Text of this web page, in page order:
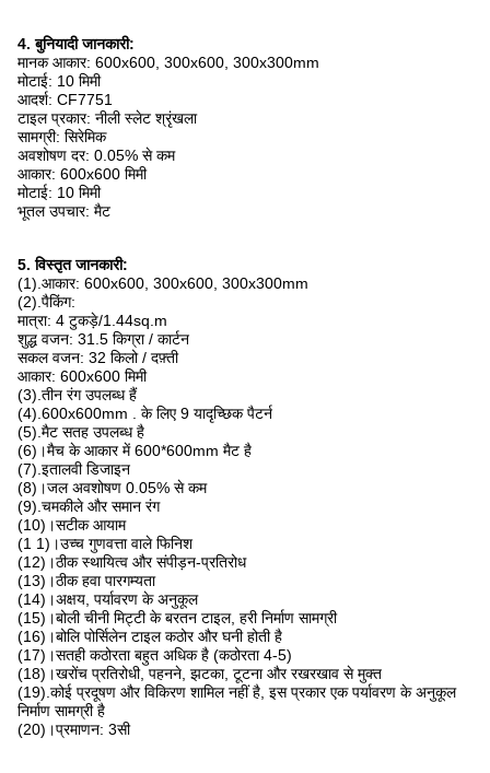
4. बुनियादी जानकारी:
मानक आकार: 600x600, 300x600, 300x300mm
मोटाई: 10 मिमी
आदर्श: CF7751
टाइल प्रकार: नीली स्लेट श्रृंखला
सामग्री: सिरेमिक
अवशोषण दर: 0.05% से कम
आकार: 600x600 मिमी
मोटाई: 10 मिमी
भूतल उपचार: मैट
5. विस्तृत जानकारी:
(1).आकार: 600x600, 300x600, 300x300mm
(2).पैकिंग:
मात्रा: 4 टुकड़े/1.44sq.m
शुद्ध वजन: 31.5 किग्रा / कार्टन
सकल वजन: 32 किलो / दफ़्ती
आकार: 600x600 मिमी
(3).तीन रंग उपलब्ध हैं
(4).600x600mm . के लिए 9 यादृच्छिक पैटर्न
(5).मैट सतह उपलब्ध है
(6)।मैच के आकार में 600*600mm मैट है
(7).इतालवी डिजाइन
(8)।जल अवशोषण 0.05% से कम
(9).चमकीले और समान रंग
(10)।सटीक आयाम
(1 1)।उच्च गुणवत्ता वाले फिनिश
(12)।ठीक स्थायित्व और संपीड़न-प्रतिरोध
(13)।ठीक हवा पारगम्यता
(14)।अक्षय, पर्यावरण के अनुकूल
(15)।बोली चीनी मिट्टी के बरतन टाइल, हरी निर्माण सामग्री
(16)।बोलि पोर्सिलेन टाइल कठोर और घनी होती है
(17)।सतही कठोरता बहुत अधिक है (कठोरता 4-5)
(18)।खरोंच प्रतिरोधी, पहनने, झटका, टूटना और रखरखाव से मुक्त
(19).कोई प्रदूषण और विकिरण शामिल नहीं है, इस प्रकार एक पर्यावरण के अनुकूल
निर्माण सामग्री है
(20)।प्रमाणन: 3सी